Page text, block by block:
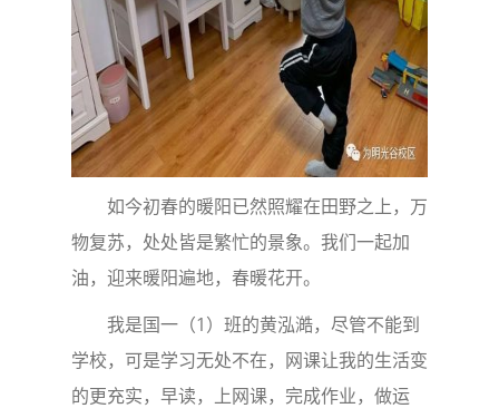
如今初春的暖阳已然照耀在田野之上，万
物复苏，处处皆是繁忙的景象。我们一起加
油，迎来暖阳遍地，春暖花开。
我是国一（1）班的黄泓澔，尽管不能到
学校，可是学习无处不在，网课让我的生活变
的更充实，早读，上网课，完成作业，做运